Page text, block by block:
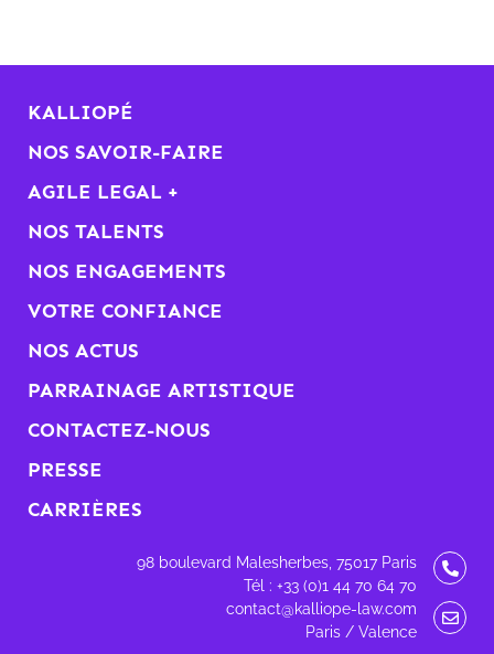
KALLIOPÉ
NOS SAVOIR-FAIRE
AGILE LEGAL +
NOS TALENTS
NOS ENGAGEMENTS
VOTRE CONFIANCE
NOS ACTUS
PARRAINAGE ARTISTIQUE
CONTACTEZ-NOUS
PRESSE
CARRIÈRES
98 boulevard Malesherbes, 75017 Paris
Tél : +33 (0)1 44 70 64 70
contact@kalliope-law.com
Paris / Valence